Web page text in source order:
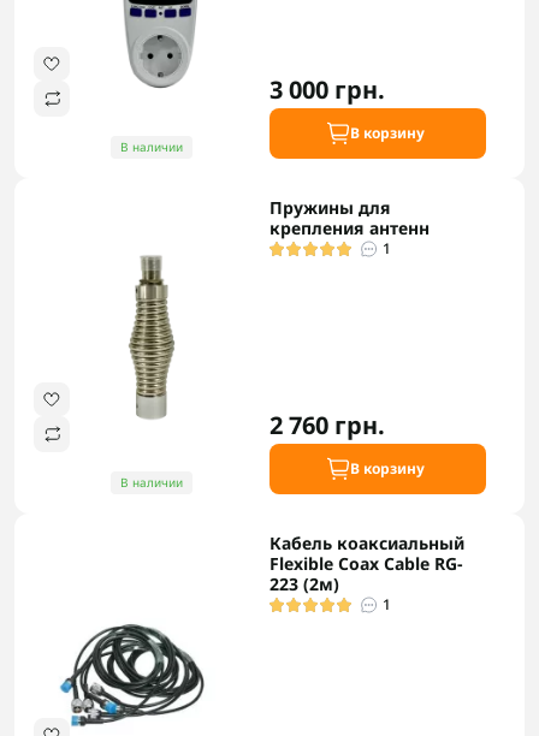
В наличии
3 000 грн.
В корзину
В наличии
Пружины для
крепления антенн
1
2 760 грн.
В корзину
Кабель коаксиальный
Flexible Coax Cable RG-
223 (2м)
1